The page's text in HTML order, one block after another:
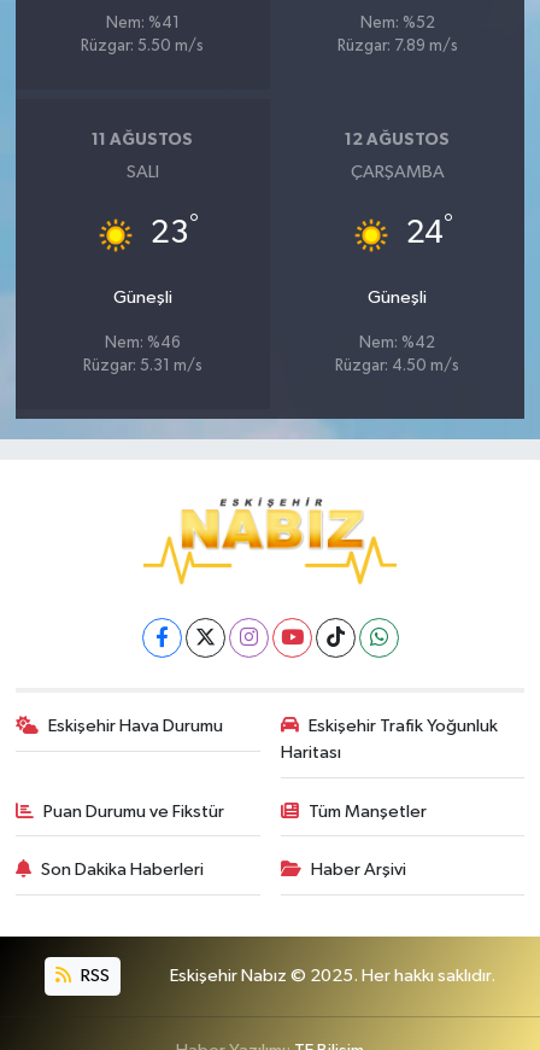
Nem: %41
Rüzgar: 5.50 m/s
Nem: %52
Rüzgar: 7.89 m/s
11 AĞUSTOS
SALI
23°
Güneşli
Nem: %46
Rüzgar: 5.31 m/s
12 AĞUSTOS
ÇARŞAMBA
24°
Güneşli
Nem: %42
Rüzgar: 4.50 m/s
Eskişehir Hava Durumu
Eskişehir Trafik Yoğunluk
Haritası
Puan Durumu ve Fikstür Tüm Manşetler
Son Dakika Haberleri Haber Arşivi
RSS Eskişehir Nabız © 2025. Her hakkı saklıdır.